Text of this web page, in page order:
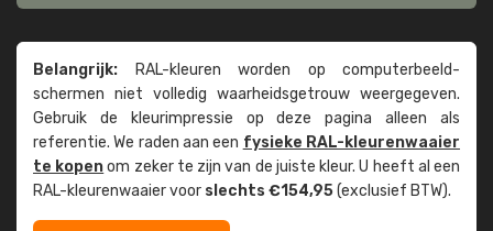
Belangrijk: RAL-kleuren worden op computer­beeld­
schermen niet volledig waarheids­­getrouw weer­gegeven.
Gebruik de kleur­impressie op deze pagina alleen als
referentie. We raden aan een fysieke RAL-kleuren­waaier
te kopenom zeker te zijn van de juiste kleur. U heeft al een
RAL-kleuren­waaier voor slechts €154,95(exclusief BTW).